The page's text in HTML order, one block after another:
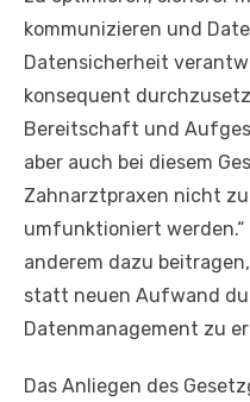
kommunizieren und
Datensicherheit
konsequent
Bereitschaft und
aber auch bei diesem
Zahnarztpraxen nicht
umfunktioniert
anderem dazu
statt neuen Aufwand
Datenmanagement zu
Das Anliegen des